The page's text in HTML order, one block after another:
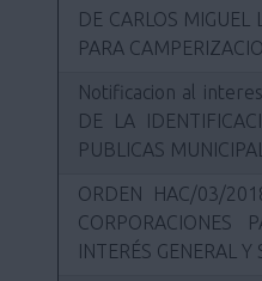
DE CARLOS MIGUEL
PARA
Notificacion al
DE LA
PUBLICAS
ORDEN HAC/03/
CORPORACIONES
INTERÉS GENERAL Y